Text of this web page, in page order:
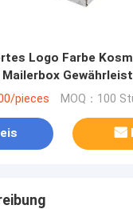
Logo Farbe
Größe
pieces MOQ：100